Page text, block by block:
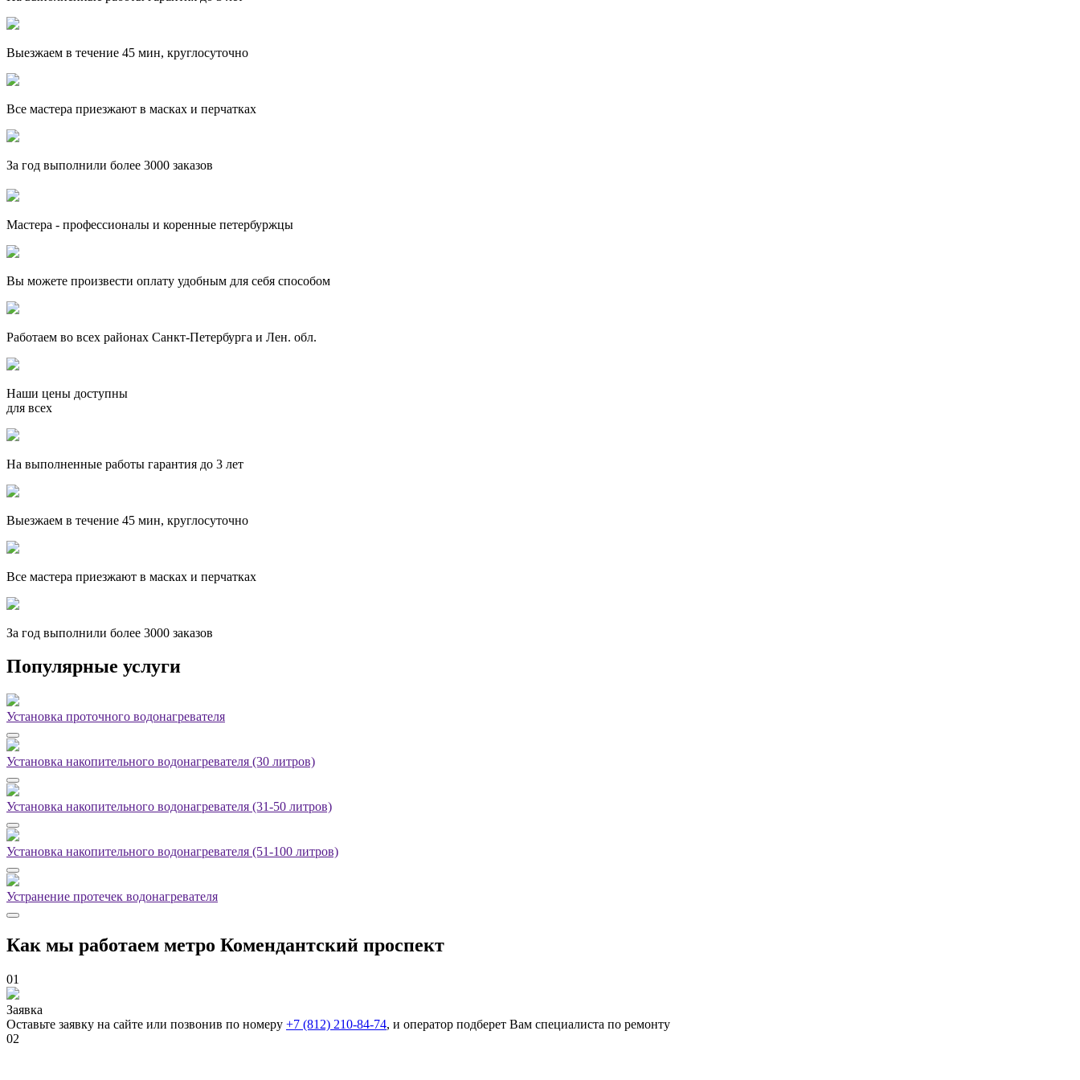
Выезжаем в течение 45 мин, круглосуточно
Все мастера приезжают в масках и перчатках
За год выполнили более 3000 заказов
Мастера - профессионалы и коренные петербуржцы
Вы можете произвести оплату удобным для себя способом
Работаем во всех районах Санкт-Петербурга и Лен. обл.
Наши цены доступны
для всех
На выполненные работы гарантия до 3 лет
Выезжаем в течение 45 мин, круглосуточно
Все мастера приезжают в масках и перчатках
За год выполнили более 3000 заказов
Популярные услуги
Установка проточного водонагревателя
Установка накопительного водонагревателя (30 литров)
Установка накопительного водонагревателя (31-50 литров)
Установка накопительного водонагревателя (51-100 литров)
Устранение протечек водонагревателя
Как мы работаем метро Комендантский проспект
01
Заявка
Оставьте заявку на сайте или позвонив по номеру +7 (812) 210-84-74, и оператор подберет Вам специалиста по ремонту
02